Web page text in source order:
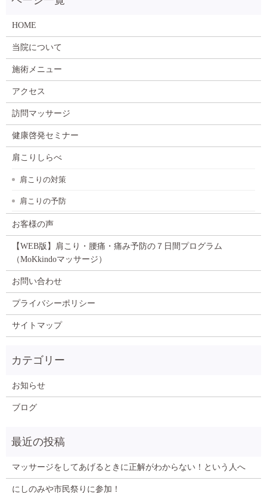
HOME
当院について
施術メニュー
アクセス
訪問マッサージ
健康啓発セミナー
肩こりしらべ
肩こりの対策
肩こりの予防
お客様の声
【WEB版】肩こり・腰痛・痛み予防の７日間プログラム
（MoKkindoマッサージ）
お問い合わせ
プライバシーポリシー
サイトマップ
お知らせ
ブログ
マッサージをしてあげるときに正解がわからない！という人へ
にしのみや市民祭りに参加！